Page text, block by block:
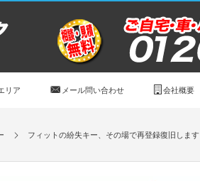
リア メール問い合わせ 会社概要
フィットの紛失キー、その場で再登録復旧します